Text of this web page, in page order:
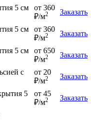
5 см
от 360
₽/м2 Заказать
5 см
от 360
₽/м2 Заказать
5 см
от 650
₽/м2 Заказать
с
от 20
₽/м2 Заказать
5
от 45
₽/м2 Заказать